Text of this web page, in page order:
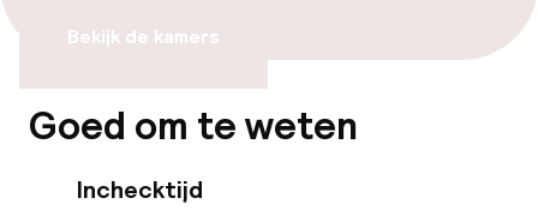
Bekijk de kamers
Goed om te weten
Inchecktijd